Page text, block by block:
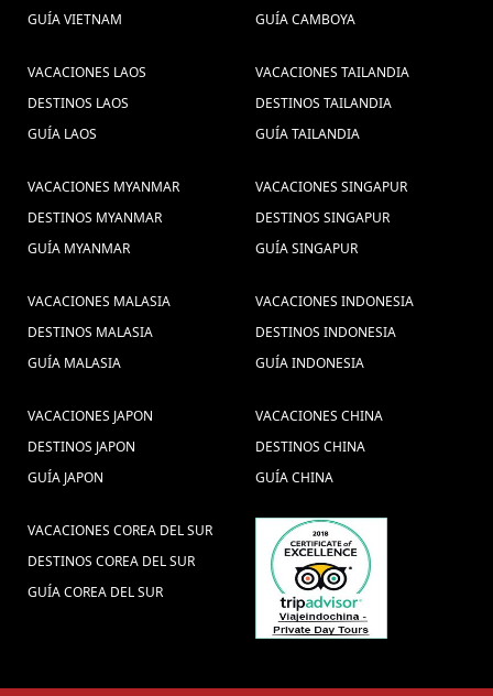
GUÍA VIETNAM
GUÍA CAMBOYA
VACACIONES LAOS
DESTINOS LAOS
GUÍA LAOS
VACACIONES TAILANDIA
DESTINOS TAILANDIA
GUÍA TAILANDIA
VACACIONES MYANMAR
DESTINOS MYANMAR
GUÍA MYANMAR
VACACIONES SINGAPUR
DESTINOS SINGAPUR
GUÍA SINGAPUR
VACACIONES MALASIA
DESTINOS MALASIA
GUÍA MALASIA
VACACIONES INDONESIA
DESTINOS INDONESIA
GUÍA INDONESIA
VACACIONES JAPON
DESTINOS JAPON
GUÍA JAPON
VACACIONES CHINA
DESTINOS CHINA
GUÍA CHINA
VACACIONES COREA DEL SUR
DESTINOS COREA DEL SUR
GUÍA COREA DEL SUR